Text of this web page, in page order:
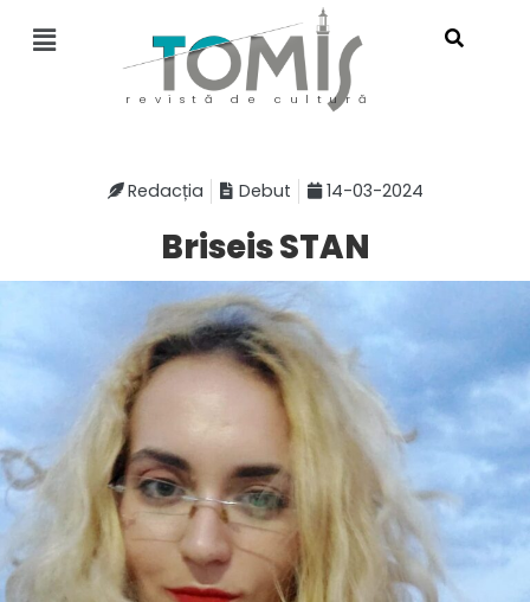
revistă de cultură
Redacția Debut 14-03-2024
Briseis STAN